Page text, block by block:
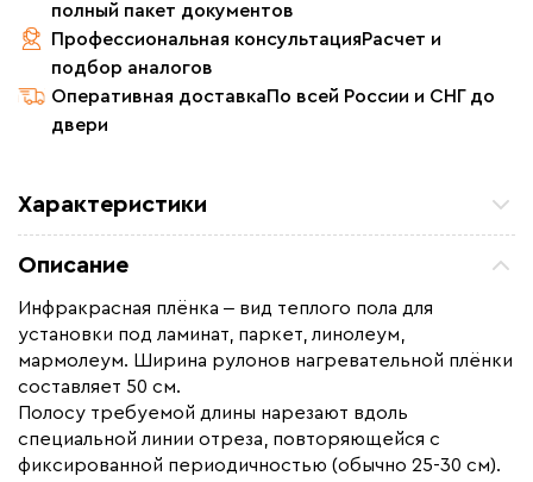
полный пакет документов
Профессиональная консультацияРасчет и
подбор аналогов
Оперативная доставкаПо всей России и СНГ до
двери
Характеристики
Мощность (Вт)
Назначение
Под линолеум / ковролин,
Монтаж Сухой монтаж
Макс. рабочая температура (C)
Описание
Инфракрасная плёнка ‒ вид теплого пола для
установки под ламинат, паркет, линолеум,
мармолеум. Ширина рулонов нагревательной плёнки
составляет 50 см.
Полосу требуемой длины нарезают вдоль
специальной линии отреза, повторяющейся с
фиксированной периодичностью (обычно 25-30 см).